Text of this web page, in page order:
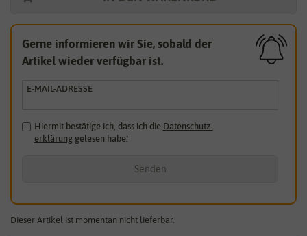
Gerne informieren wir Sie, sobald der
Artikel wieder verfügbar ist.
E-MAIL-ADRESSE
Hiermit bestätige ich, dass ich die Daten­schutz­
erklärunggelesen habe.*
Senden
Dieser Artikel ist momentan nicht lieferbar.